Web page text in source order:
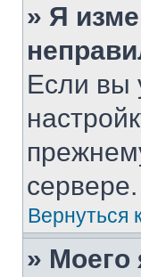
» Я
Если вы
Вернуться
» Моего